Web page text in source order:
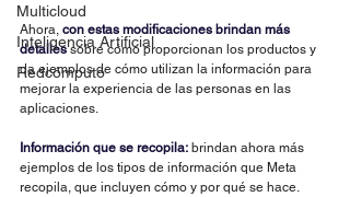
Multicloud
Inteligencia Artificial
Redcómputo
Ahora, con estas modificaciones brindan más
detalles sobre cómo proporcionan los productos y
da ejemplos de cómo utilizan la información para
mejorar la experiencia de las personas en las
aplicaciones.
Información que se recopila: brindan ahora más
ejemplos de los tipos de información que Meta
recopila, que incluyen cómo y por qué se hace.